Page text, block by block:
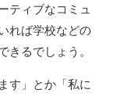
ティブなコミュ
れば学校などの
きるでしょう。
す」とか「私に